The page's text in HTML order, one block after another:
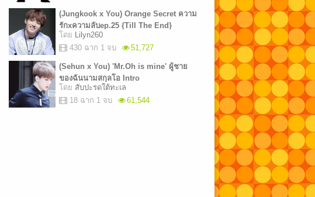
(Jungkook x You) Orange Secret ความ
รักxความลับep.25 {Till The End}
โดย Lilyn260
430 ฉาก 1 จบ
51,727
(Sehun x You) 'Mr.Oh is mine' ผู้ชาย
ของฉันนามสกุลโอ Intro
โดย สับปะรดใต้ทะเล
18 ฉาก 1 จบ
61,544